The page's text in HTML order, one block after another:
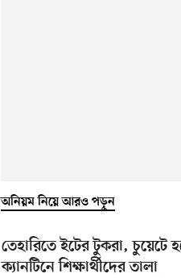
অনিয়ম নিয়ে আরও পড়ুন
তেহারিতে ইটের টুকরা, চুয়েটে
ক্যানটিনে শিক্ষার্থীদের তালা